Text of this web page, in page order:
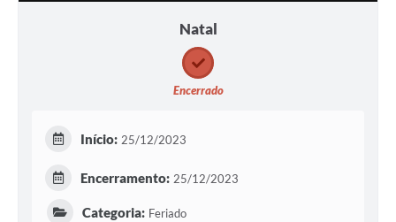
Natal
Encerrado
Início: 25/12/2023
Encerramento: 25/12/2023
Categoria: Feriado